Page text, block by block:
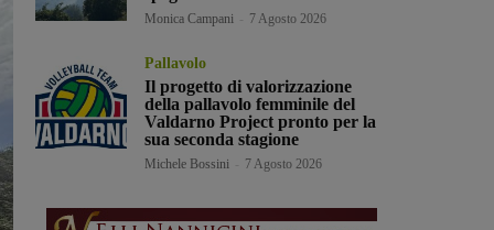
Monica Campani 7 Agosto 2026
Pallavolo
Il progetto di valorizzazione
della pallavolo femminile del
Valdarno Project pronto per la
sua seconda stagione
Michele Bossini 7 Agosto 2026